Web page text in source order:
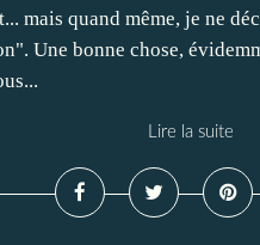
mais quand même, je ne
Une bonne chose,
Lire la suite